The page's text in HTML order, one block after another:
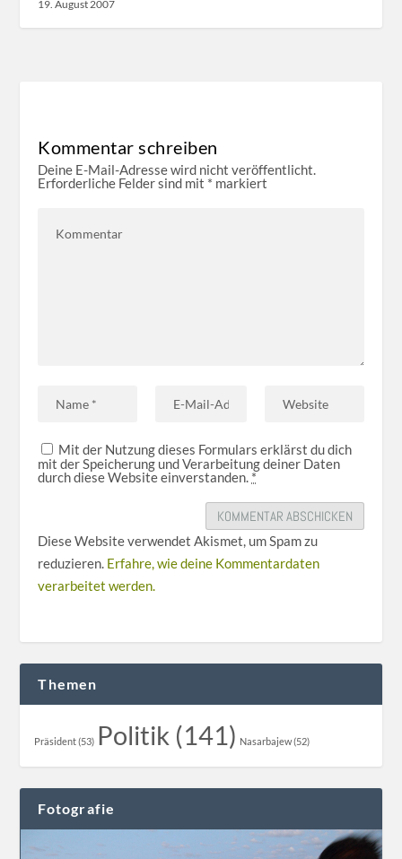
19. August 2007
Kommentar schreiben
Deine E-Mail-Adresse wird nicht veröffentlicht.
Erforderliche Felder sind mit * markiert
Mit der Nutzung dieses Formulars erklärst du dich
mit der Speicherung und Verarbeitung deiner Daten
durch diese Website einverstanden. *
Diese Website verwendet Akismet, um Spam zu
reduzieren. Erfahre, wie deine Kommentardaten
verarbeitet werden.
Themen
Präsident (53) Politik (141) Nasarbajew (52)
Fotografie